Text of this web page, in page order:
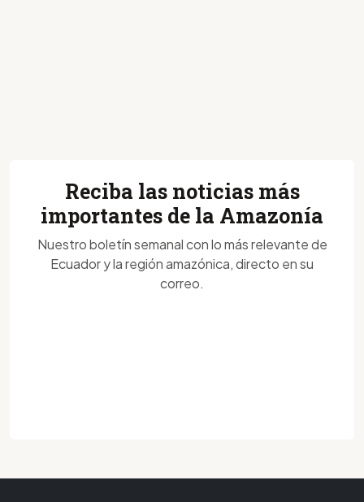
Reciba las noticias más
importantes de la Amazonía
Nuestro boletín semanal con lo más relevante de
Ecuador y la región amazónica, directo en su
correo.